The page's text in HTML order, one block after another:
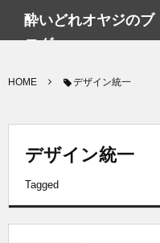
酔いどれオヤジのブ
ログwp
HOME デザイン統一
デザイン統一
Tagged